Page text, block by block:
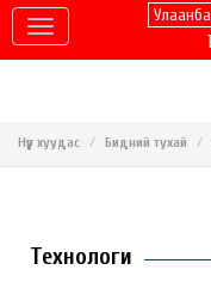
Нүүр хуудас Бидний тухай
Технологи